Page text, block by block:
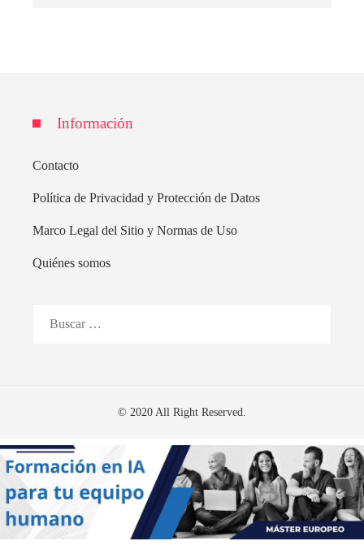
Información
Contacto
Política de Privacidad y Protección de Datos
Marco Legal del Sitio y Normas de Uso
Quiénes somos
© 2020 All Right Reserved.